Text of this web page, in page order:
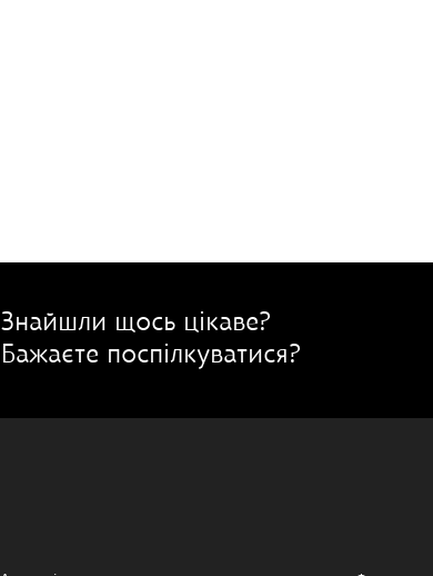
Знайшли щось цікаве?
Бажаєте поспілкуватися?